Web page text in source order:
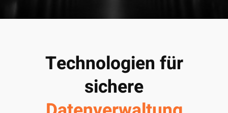
Technologien für
sichere